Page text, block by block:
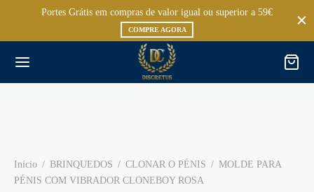
Portes Grátis em compras de valor igual ou superior a 59€
COMPRE AGORA
Início / BRINQUEDOS / CLONAR O PÉNIS / MOLDE PARA
PÉNIS COM VIBRADOR CLONEBOY ROSA